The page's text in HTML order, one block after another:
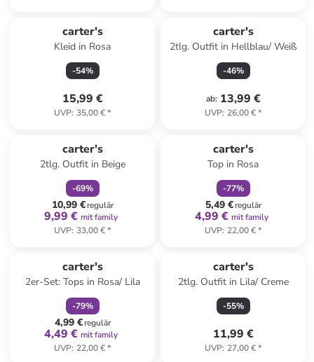
carter's
Kleid in Rosa
-54%
15,99 €
UVP: 35,00 €*
carter's
2tlg. Outfit in Hellblau/ Weiß
-46%
ab: 13,99 €
UVP: 26,00 €*
carter's
2tlg. Outfit in Beige
-69%
10,99 €regulär
9,99 € mit family
UVP: 33,00 €*
carter's
Top in Rosa
-77%
5,49 €regulär
4,99 € mit family
UVP: 22,00 €*
carter's
2er-Set: Tops in Rosa/ Lila
-79%
4,99 €regulär
4,49 € mit family
UVP: 22,00 €*
carter's
2tlg. Outfit in Lila/ Creme
-55%
11,99 €
UVP: 27,00 €*